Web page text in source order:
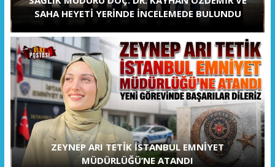
SAHA HEYETİ YERİNDE İNCELEMEDE BULUNDU
ZEYNEP ARI TETİK İSTANBUL EMNİYET
MÜDÜRLÜĞÜ’NE ATANDI